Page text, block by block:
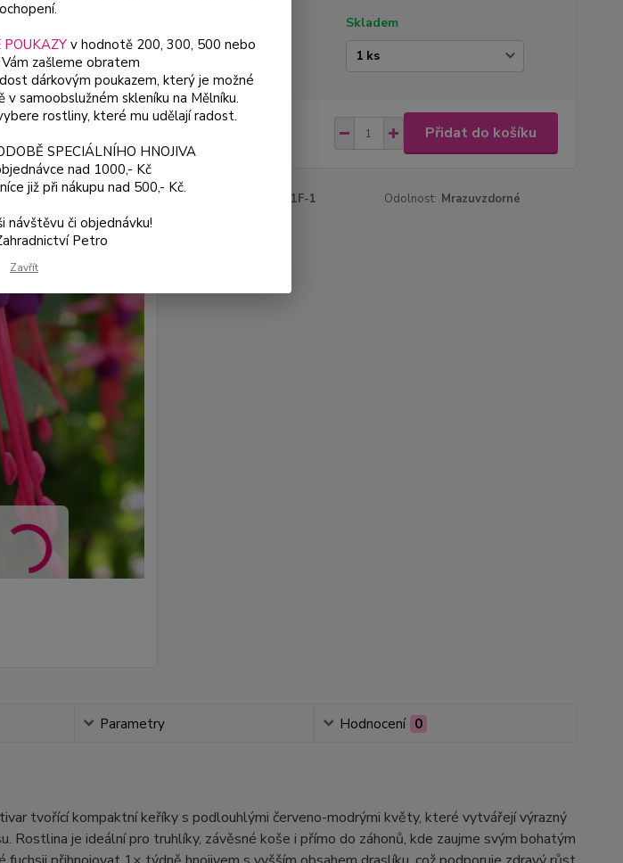
Skladem
59 Kč Přidat do košíku
1111F-1 Odolnost: Mrazuvzdorné
Parametry Hodnocení 0
tvořící kompaktní keříky s podlouhlými červeno-modrými květy, které vytvářejí výrazný
Rostlina je ideální pro truhlíky, závěsné koše i přímo do záhonů, kde zaujme svým bohatým
v hodnotě 200, 300, 500 nebo
zašleme obratem
dárkovým poukazem, který je možné
samoobslužném skleníku na Mělníku.
rostliny, které mu udělají radost.
SPECIÁLNÍHO HNOJIVA
nad 1000,- Kč
již při nákupu nad 500,- Kč.
návštěvu či objednávku!
Petro
Zavřít